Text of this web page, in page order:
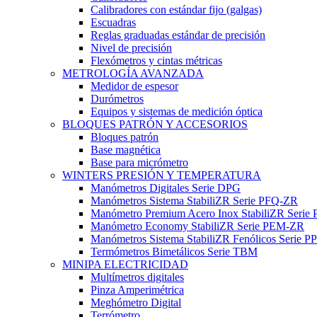
Calibradores con estándar fijo (galgas)
Escuadras
Reglas graduadas estándar de precisión
Nivel de precisión
Flexómetros y cintas métricas
METROLOGÍA AVANZADA
Medidor de espesor
Durómetros
Equipos y sistemas de medición óptica
BLOQUES PATRÓN Y ACCESORIOS
Bloques patrón
Base magnética
Base para micrómetro
WINTERS PRESIÓN Y TEMPERATURA
Manómetros Digitales Serie DPG
Manómetros Sistema StabiliZR Serie PFQ-ZR
Manómetro Premium Acero Inox StabiliZR Serie
Manómetro Economy StabiliZR Serie PEM-ZR
Manómetros Sistema StabiliZR Fenólicos Serie
Termómetros Bimetálicos Serie TBM
MINIPA ELECTRICIDAD
Multímetros digitales
Pinza Amperimétrica
Meghómetro Digital